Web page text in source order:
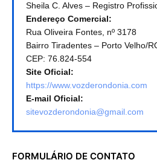
Sheila C. Alves – Registro
Endereço Comercial:
Rua Oliveira Fontes, nº 3178
Bairro Tiradentes – Porto Velho/
CEP: 76.824-554
Site Oficial:
https://www.vozderondonia.com
E-mail Oficial:
sitevozderondonia@gmail.com
FORMULÁRIO DE CONTATO